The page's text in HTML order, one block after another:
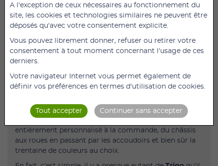
Fauteuil Actif Pliant Trigo S Dossier rabattable et
réglable en inclinaison avec assise 34 cm
sont intégrées au châssis.
Son design est résolument actif et sportif.
Cette configuration lui permet aussi d’être encore plus
léger et de conserver une rigidité maximale.
design ultra-moderne mais aussi pour convenir aux
goûts de chacun. C’est pourquoi votreTrigopeut être
entièrement personnalisé à la commande, du châssis
aux roues en passant par les accoudoirs et bien sûr la
trentaine de couleurs au choix.
A l'exception de ceux nécessaires au fonctionnement du
site, les cookies et technologies similaires ne peuvent être
déposés qu'avec votre consentement explicite.
Vous pouvez librement donner, refuser ou retirer votre
consentement à tout moment concernant l'usage de ces
derniers.
Votre navigateur Internet vous permet également de
définir vos préférences en termes d'utilisation de cookies.
Tout accepter Continuer sans accepter